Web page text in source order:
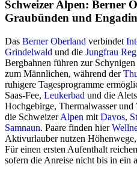
Schweizer Alpen: Berner
Graubünden und Engadin
Das Berner Oberland verbindet
Grindelwald und die Jungfrau
Bergbahnen führen zur
zum Männlichen, während der
ruhigere Tagesprogramme
Saas-Fee, Leukerbad und die
Hochgebirge, Thermalwasser und
die SchweizerAlpen mit Davos,
Samnaun. Paare finden hier
Aktivurlauber nutzen
Für einen ersten Aufenthalt
sofern die Anreise nicht bis in ein